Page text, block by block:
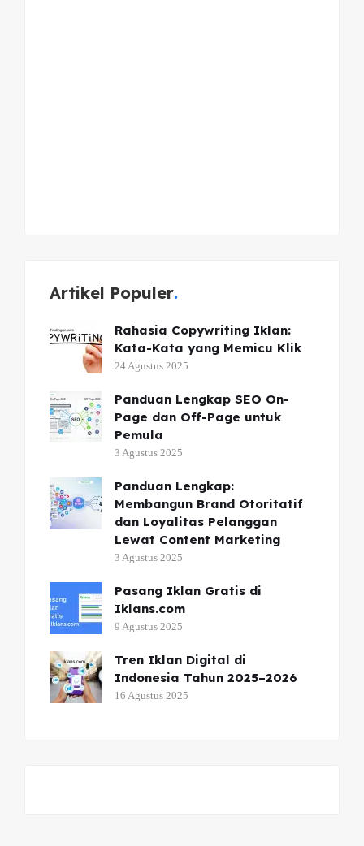
Artikel Populer
Rahasia Copywriting Iklan:
Kata-Kata yang Memicu Klik
24 Agustus 2025
Panduan Lengkap SEO On-
Page dan Off-Page untuk
Pemula
3 Agustus 2025
Panduan Lengkap:
Membangun Brand Otoritatif
dan Loyalitas Pelanggan
Lewat Content Marketing
3 Agustus 2025
Pasang Iklan Gratis di
Iklans.com
9 Agustus 2025
Tren Iklan Digital di
Indonesia Tahun 2025–2026
16 Agustus 2025